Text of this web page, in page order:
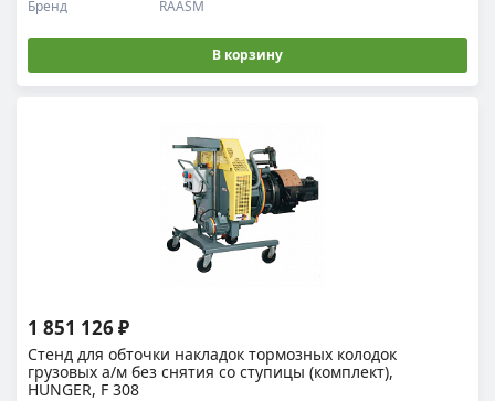
Бренд RAASM
В корзину
Стенд для обточки накладок тормозных колодок
грузовых а/м без снятия со ступицы (комплект),
HUNGER, F 308
1 851 126 ₽